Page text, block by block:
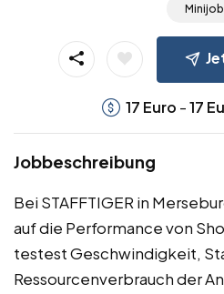
Minijob
17 Euro -17
Jobbeschreibung
Bei STAFFTIGER in
auf die Performance von
testest Geschwindigkeit,
Ressourcenverbrauch der